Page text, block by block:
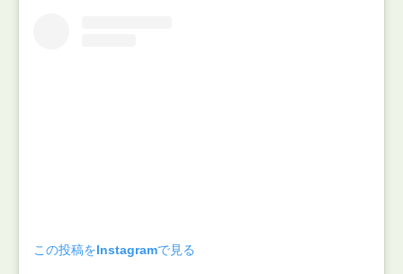
この投稿をInstagramで見る